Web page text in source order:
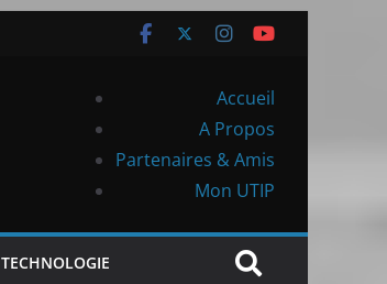
Accueil
A Propos
Partenaires & Amis
Mon UTIP
TECHNOLOGIE